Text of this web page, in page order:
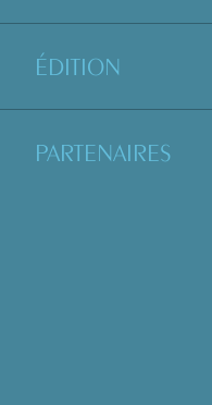
ÉDITION
PARTENAIRES